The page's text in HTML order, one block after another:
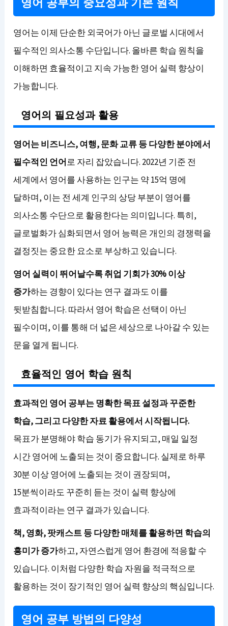
영어 공부의 중요성과 기본 원칙
영어는 이제 단순한 외국어가 아닌 글로벌 시대에서
필수적인 의사소통 수단입니다. 올바른 학습 원칙을
이해하면 효율적이고 지속 가능한 영어 실력 향상이
가능합니다.
영어의 필요성과 활용
영어는 비즈니스, 여행, 문화 교류 등 다양한 분야에서
필수적인 언어로 자리 잡았습니다. 2022년 기준 전
세계에서 영어를 사용하는 인구는 약 15억 명에
달하며, 이는 전 세계 인구의 상당 부분이 영어를
의사소통 수단으로 활용한다는 의미입니다. 특히,
글로벌화가 심화되면서 영어 능력은 개인의 경쟁력을
결정짓는 중요한 요소로 부상하고 있습니다.
영어 실력이 뛰어날수록 취업 기회가 30% 이상
증가하는 경향이 있다는 연구 결과도 이를
뒷받침합니다. 따라서 영어 학습은 선택이 아닌
필수이며, 이를 통해 더 넓은 세상으로 나아갈 수 있는
문을 열게 됩니다.
효율적인 영어 학습 원칙
효과적인 영어 공부는 명확한 목표 설정과 꾸준한
학습, 그리고 다양한 자료 활용에서 시작됩니다.
목표가 분명해야 학습 동기가 유지되고, 매일 일정
시간 영어에 노출되는 것이 중요합니다. 실제로 하루
30분 이상 영어에 노출되는 것이 권장되며,
15분씩이라도 꾸준히 듣는 것이 실력 향상에
효과적이라는 연구 결과가 있습니다.
책, 영화, 팟캐스트 등 다양한 매체를 활용하면 학습의
흥미가 증가하고, 자연스럽게 영어 환경에 적응할 수
있습니다. 이처럼 다양한 학습 자원을 적극적으로
활용하는 것이 장기적인 영어 실력 향상의 핵심입니다.
영어 공부 방법의 다양성